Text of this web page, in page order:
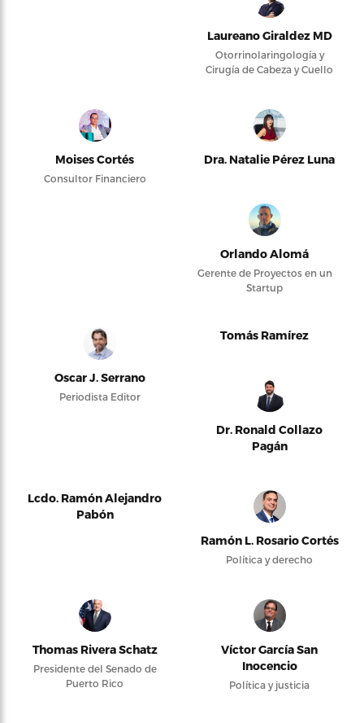
Laureano Giraldez MD
Otorrinolaringología y
Cirugía de Cabeza y Cuello
Moises Cortés
Consultor Financiero
Dra. Natalie Pérez Luna
Orlando Alomá
Gerente de Proyectos en un
Startup
Oscar J. Serrano
Periodista Editor
Tomás Ramírez
Dr. Ronald Collazo
Pagán
Lcdo. Ramón Alejandro
Pabón
Ramón L. Rosario Cortés
Política y derecho
Thomas Rivera Schatz
Presidente del Senado de
Puerto Rico
Víctor García San
Inocencio
Política y justicia